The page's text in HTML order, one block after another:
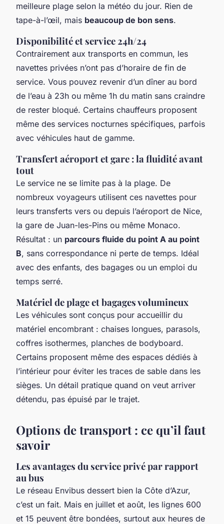
meilleure plage selon la météo du jour. Rien de
tape-à-l’œil, mais beaucoup de bon sens.
Disponibilité et service 24h/24
Contrairement aux transports en commun, les
navettes privées n’ont pas d’horaire de fin de
service. Vous pouvez revenir d’un dîner au bord
de l’eau à 23h ou même 1h du matin sans craindre
de rester bloqué. Certains chauffeurs proposent
même des services nocturnes spécifiques, parfois
avec véhicules haut de gamme.
Transfert aéroport et gare : la fluidité avant
tout
Le service ne se limite pas à la plage. De
nombreux voyageurs utilisent ces navettes pour
leurs transferts vers ou depuis l’aéroport de Nice,
la gare de Juan-les-Pins ou même Monaco.
Résultat : un parcours fluide du point A au point
B, sans correspondance ni perte de temps. Idéal
avec des enfants, des bagages ou un emploi du
temps serré.
Matériel de plage et bagages volumineux
Les véhicules sont conçus pour accueillir du
matériel encombrant : chaises longues, parasols,
coffres isothermes, planches de bodyboard.
Certains proposent même des espaces dédiés à
l’intérieur pour éviter les traces de sable dans les
sièges. Un détail pratique quand on veut arriver
détendu, pas épuisé par le trajet.
Options de transport : ce qu’il faut
savoir
Les avantages du service privé par rapport
au bus
Le réseau Envibus dessert bien la Côte d’Azur,
c’est un fait. Mais en juillet et août, les lignes 600
et 15 peuvent être bondées, surtout aux heures de